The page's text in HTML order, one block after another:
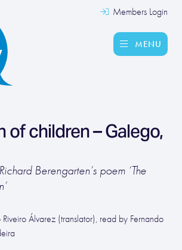
Members Login
MENU
of children – Galego,
Berengarten’s poem ‘The
Riveiro Álvarez (translator), read by Fernando